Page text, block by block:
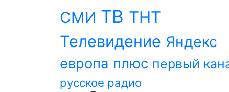
СМИ ТВ ТНТ
Телевидение Яндекс
европа плюс первый
русское радио